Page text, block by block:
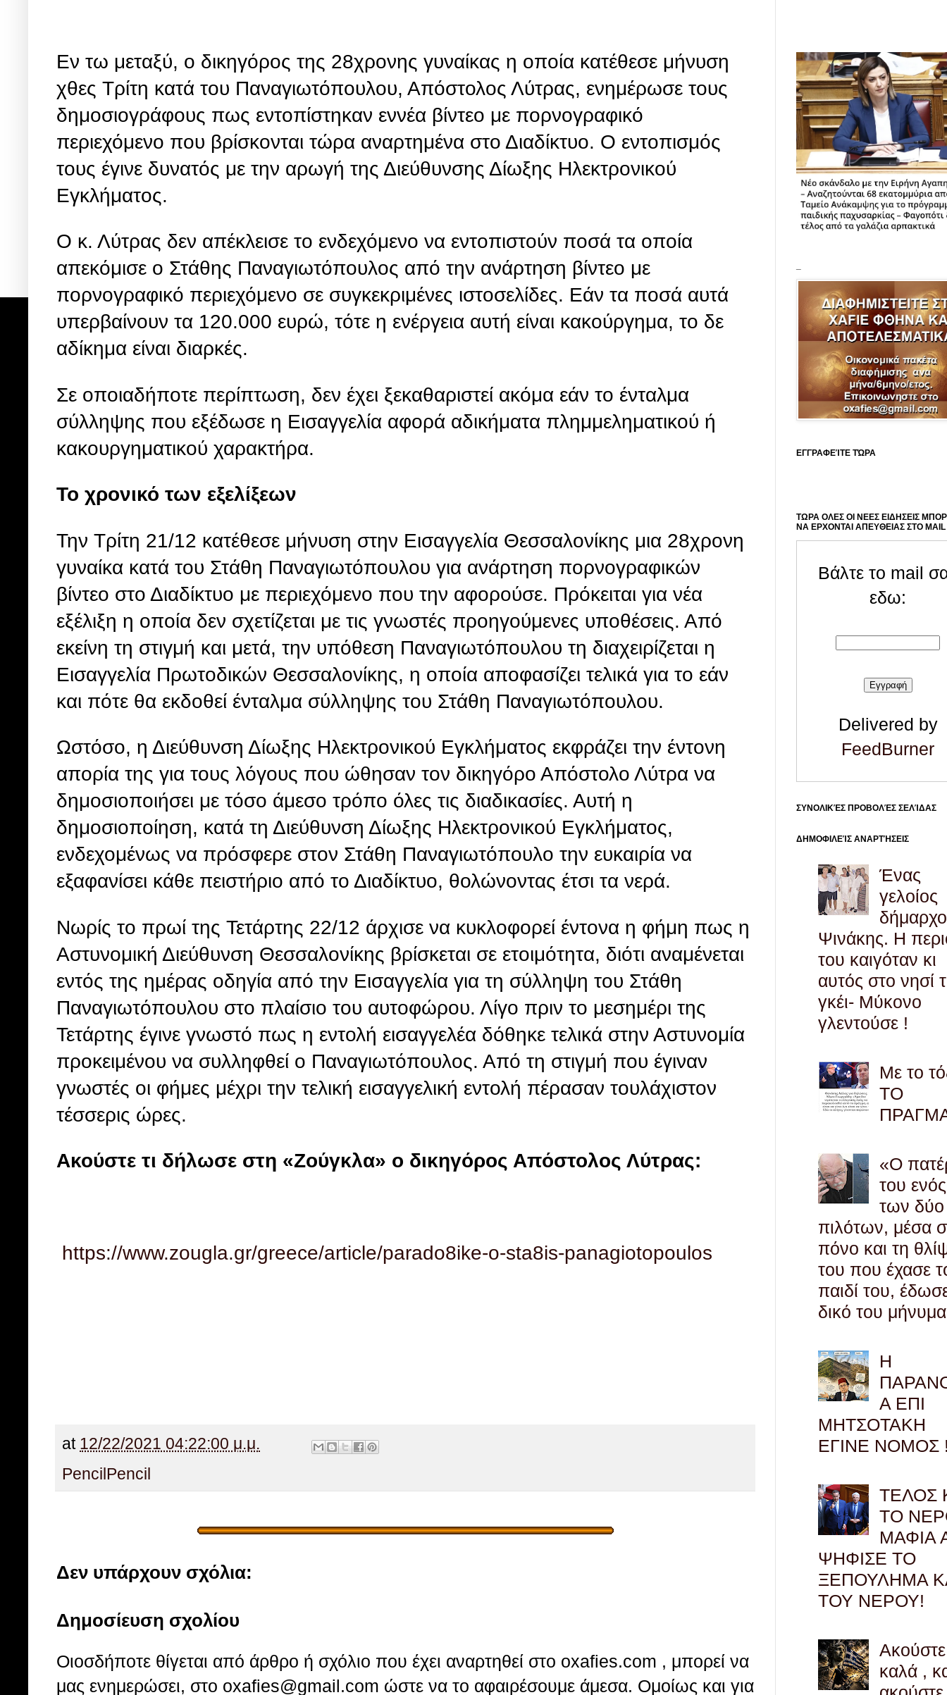
Εν τω μεταξύ, ο δικηγόρος της 28χρονης γυναίκας η οποία κατέθεσε μήνυση
χθες Τρίτη κατά του Παναγιωτόπουλου, Απόστολος Λύτρας, ενημέρωσε τους
δημοσιογράφους πως εντοπίστηκαν εννέα βίντεο με πορνογραφικό
περιεχόμενο που βρίσκονται τώρα αναρτημένα στο Διαδίκτυο. Ο εντοπισμός
τους έγινε δυνατός με την αρωγή της Διεύθυνσης Δίωξης Ηλεκτρονικού
Εγκλήματος.
Ο κ. Λύτρας δεν απέκλεισε το ενδεχόμενο να εντοπιστούν ποσά τα οποία
απεκόμισε ο Στάθης Παναγιωτόπουλος από την ανάρτηση βίντεο με
πορνογραφικό περιεχόμενο σε συγκεκριμένες ιστοσελίδες. Εάν τα ποσά αυτά
υπερβαίνουν τα 120.000 ευρώ, τότε η ενέργεια αυτή είναι κακούργημα, το δε
αδίκημα είναι διαρκές.
Σε οποιαδήποτε περίπτωση, δεν έχει ξεκαθαριστεί ακόμα εάν το ένταλμα
σύλληψης που εξέδωσε η Εισαγγελία αφορά αδικήματα πλημμεληματικού ή
κακουργηματικού χαρακτήρα.
Το χρονικό των εξελίξεων
Την Τρίτη 21/12 κατέθεσε μήνυση στην Εισαγγελία Θεσσαλονίκης μια 28χρονη
γυναίκα κατά του Στάθη Παναγιωτόπουλου για ανάρτηση πορνογραφικών
βίντεο στο Διαδίκτυο με περιεχόμενο που την αφορούσε. Πρόκειται για νέα
εξέλιξη η οποία δεν σχετίζεται με τις γνωστές προηγούμενες υποθέσεις. Από
εκείνη τη στιγμή και μετά, την υπόθεση Παναγιωτόπουλου τη διαχειρίζεται η
Εισαγγελία Πρωτοδικών Θεσσαλονίκης, η οποία αποφασίζει τελικά για το εάν
και πότε θα εκδοθεί ένταλμα σύλληψης του Στάθη Παναγιωτόπουλου.
Ωστόσο, η Διεύθυνση Δίωξης Ηλεκτρονικού Εγκλήματος εκφράζει την έντονη
απορία της για τους λόγους που ώθησαν τον δικηγόρο Απόστολο Λύτρα να
δημοσιοποιήσει με τόσο άμεσο τρόπο όλες τις διαδικασίες. Αυτή η
δημοσιοποίηση, κατά τη Διεύθυνση Δίωξης Ηλεκτρονικού Εγκλήματος,
ενδεχομένως να πρόσφερε στον Στάθη Παναγιωτόπουλο την ευκαιρία να
εξαφανίσει κάθε πειστήριο από το Διαδίκτυο, θολώνοντας έτσι τα νερά.
Νωρίς το πρωί της Τετάρτης 22/12 άρχισε να κυκλοφορεί έντονα η φήμη πως η
Αστυνομική Διεύθυνση Θεσσαλονίκης βρίσκεται σε ετοιμότητα, διότι αναμένεται
εντός της ημέρας οδηγία από την Εισαγγελία για τη σύλληψη του Στάθη
Παναγιωτόπουλου στο πλαίσιο του αυτοφώρου. Λίγο πριν το μεσημέρι της
Τετάρτης έγινε γνωστό πως η εντολή εισαγγελέα δόθηκε τελικά στην Αστυνομία
προκειμένου να συλληφθεί ο Παναγιωτόπουλος. Από τη στιγμή που έγιναν
γνωστές οι φήμες μέχρι την τελική εισαγγελική εντολή πέρασαν τουλάχιστον
τέσσερις ώρες.
Ακούστε τι δήλωσε στη «Ζούγκλα» ο δικηγόρος Απόστολος Λύτρας:
https://www.zougla.gr/greece/article/parado8ike-o-sta8is-panagiotopoulos
at 12/22/2021 04:22:00 μ.μ.
Pencil Pencil
Δεν υπάρχουν σχόλια:
Δημοσίευση σχολίου
Οιοσδήποτε θίγεται από άρθρο ή σχόλιο που έχει αναρτηθεί στο oxafies.com , μπορεί να
μας ενημερώσει, στο oxafies@gmail.com ώστε να το αφαιρέσουμε άμεσα. Ομοίως και για
ΕΓΓΡΑΦΕΊΤΕ ΤΏΡΑ
ΤΩΡΑ ΟΛΕΣ ΟΙ ΝΕΕΣ ΕΙΔΗΣΕΙΣ
ΝΑ ΕΡΧΟΝΤΑΙ ΑΠΕΥΘΕΙΑΣ ΣΤΟ
Βάλτε το mail
εδω:
Delivered by
FeedBurner
ΣΥΝΟΛΙΚΈΣ ΠΡΟΒΟΛΈΣ ΣΕΛΊΔΑΣ
ΔΗΜΟΦΙΛΕΊΣ ΑΝΑΡΤΉΣΕΙΣ
Ένας
γελοίος
Ψινάκης. Η
του καιγόταν κι
αυτός στο νησί
γκέι- Μύκονο
γλεντούσε !
Με το
ΤΟ
«Ο
του
των δύο
πιλότων, μέσα
πόνο και τη
του που έχασε
παιδί του,
δικό του μήνυμα
Η
Α ΕΠΙ
ΜΗΤΣΟΤΑΚΗ
ΕΓΙΝΕ ΝΟΜΟΣ
ΤΕΛΟΣ
ΤΟ
ΜΑΦΙΑ
ΨΗΦΙΣΕ ΤΟ
ΞΕΠΟΥΛΗΜΑ
ΤΟΥ ΝΕΡΟΥ!
καλά ,